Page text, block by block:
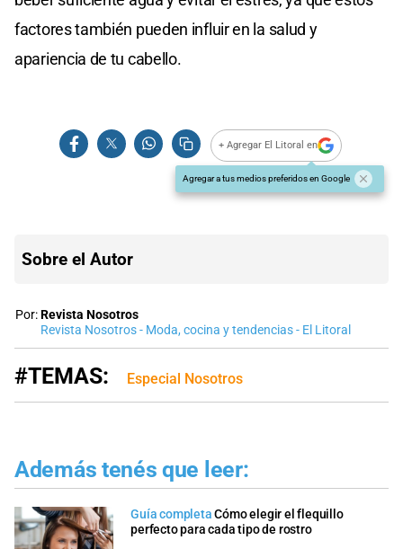
factores también pueden influir en la salud y
apariencia de tu cabello.
+ Agregar El Litoral en
Agregar a tus medios preferidos en Google
Sobre el Autor
Por:Revista Nosotros
Revista Nosotros - Moda, cocina y tendencias - El Litoral
#TEMAS: Especial Nosotros
Además tenés que leer:
Guía completa Cómo elegir el flequillo
perfecto para cada tipo de rostro